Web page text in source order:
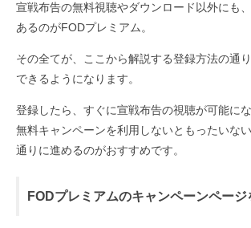
宣戦布告の無料視聴やダウンロード以外にも
あるのがFODプレミアム。
その全てが、ここから解説する登録方法の通
できるようになります。
登録したら、すぐに宣戦布告の視聴が可能に
無料キャンペーンを利用しないともったいな
通りに進めるのがおすすめです。
FODプレミアムのキャンペーンページ